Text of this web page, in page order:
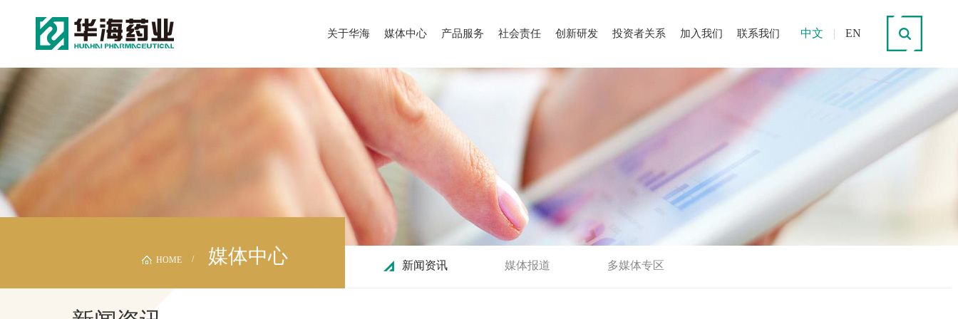
中文 | EN
关于华海 媒体中心 产品服务 社会责任 创新研发 投资者关系 加入我们 联系我们
HOME 媒体中心 新闻资讯 媒体报道 多媒体专区